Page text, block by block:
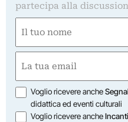
partecipa alla
(Obbligatorio)
Nome
(Obbligatorio)
Opzioni
Voglio ricevere anche
didattica ed eventi culturali
Voglio ricevere anche